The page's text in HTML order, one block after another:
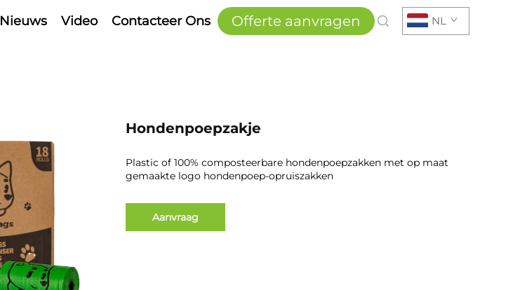
Nieuws Video Contacteer Ons Offerte aanvragen NL
Hondenpoepzakje
Plastic of 100% composteerbare hondenpoepzakken met op maat
gemaakte logo hondenpoep-opruiszakken
Aanvraag